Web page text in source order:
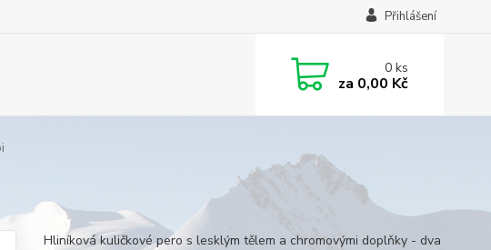
Přihlášení
0ks
za 0,00 Kč
Hliníková kuličkové pero s lesklým tělem a chromovými doplňky - dva